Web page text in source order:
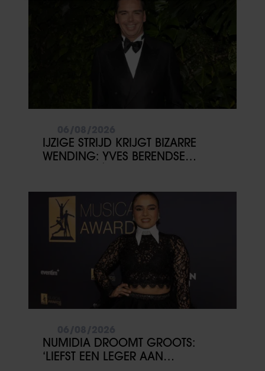
informatie over uw gebruik van onze site met onze
partners voor social media, adverteren en analyse. Deze
partners kunnen deze gegevens combineren met andere
informatie die u aan ze heeft verstrekt of die ze hebben
verzameld op basis van uw gebruik van hun services. U
gaat akkoord met onze cookies als u onze website blijft
IJZIGE STRIJD KRIJGT BIZARRE
WENDING: YVES BERENDSE
NUMIDIA DROOMT GROOTS:
‘LIEFST EEN LEGER AAN